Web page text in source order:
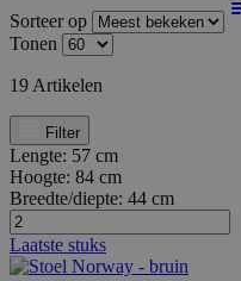
Sorteer op
Tonen
19 Artikelen
Filter
Lengte: 57 cm
Hoogte: 84 cm
Breedte/diepte: 44 cm
Laatste stuks